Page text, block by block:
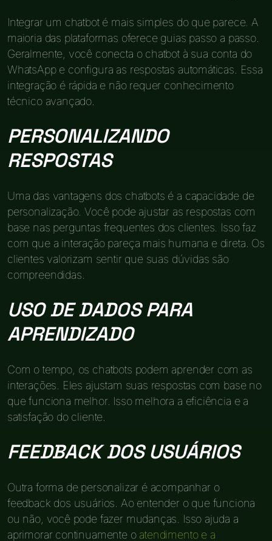
Integrar um chatbot é mais simples do que parece. A
maioria das plataformas oferece guias passo a passo.
Geralmente, você conecta o chatbot à sua conta do
WhatsApp e configura as respostas automáticas. Essa
integração é rápida e não requer conhecimento
técnico avançado.
PERSONALIZANDO
RESPOSTAS
Uma das vantagens dos chatbots é a capacidade de
personalização. Você pode ajustar as respostas com
base nas perguntas frequentes dos clientes. Isso faz
com que a interação pareça mais humana e direta. Os
clientes valorizam sentir que suas dúvidas são
compreendidas.
USO DE DADOS PARA
APRENDIZADO
Com o tempo, os chatbots podem aprender com as
interações. Eles ajustam suas respostas com base no
que funciona melhor. Isso melhora a eficiência e a
satisfação do cliente.
FEEDBACK DOS USUÁRIOS
Outra forma de personalizar é acompanhar o
feedback dos usuários. Ao entender o que funciona
ou não, você pode fazer mudanças. Isso ajuda a
aprimorar continuamente o atendimento e a